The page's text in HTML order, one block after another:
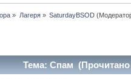
» Лагеря» SaturdayBSOD
Тема: Спам (Прочитано